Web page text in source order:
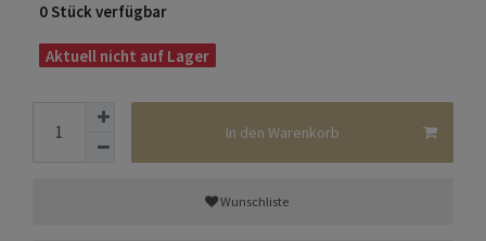
0 Stück verfügbar
Aktuell nicht auf Lager
In den Warenkorb
Wunschliste